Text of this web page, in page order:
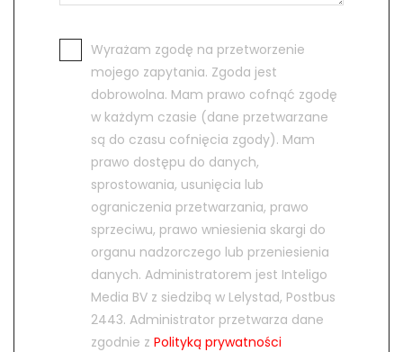
Wyrażam zgodę na przetworzenie
mojego zapytania. Zgoda jest
dobrowolna. Mam prawo cofnąć zgodę
w każdym czasie (dane przetwarzane
są do czasu cofnięcia zgody). Mam
prawo dostępu do danych,
sprostowania, usunięcia lub
ograniczenia przetwarzania, prawo
sprzeciwu, prawo wniesienia skargi do
organu nadzorczego lub przeniesienia
danych. Administratorem jest Inteligo
Media BV z siedzibą w Lelystad, Postbus
2443. Administrator przetwarza dane
zgodnie z Polityką prywatności